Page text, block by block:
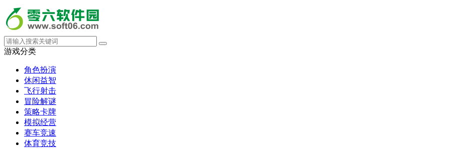
游戏分类
角色扮演
休闲益智
飞行射击
冒险解谜
策略卡牌
模拟经营
赛车竞速
体育竞技